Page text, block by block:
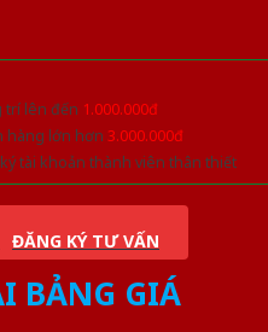
trí lên đến 1.000.000đ
hàng lớn hơn 3.000.000đ
tài khoản thành viên thân thiết
ĐĂNG KÝ TƯ VẤN
BẢNG GIÁ